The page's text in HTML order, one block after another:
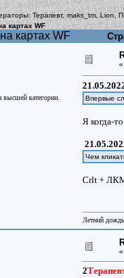
Терапевт, maks_tm Lion
картах WF
картах WF
категории.
«
Впервые
Я когда-
Чем
Crlt +
Летний
«
2